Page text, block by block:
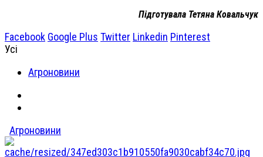
Підготувала Тетяна Ковальчук
Facebook Google Plus Twitter Linkedin Pinterest
Усі
Агроновини
Агроновини